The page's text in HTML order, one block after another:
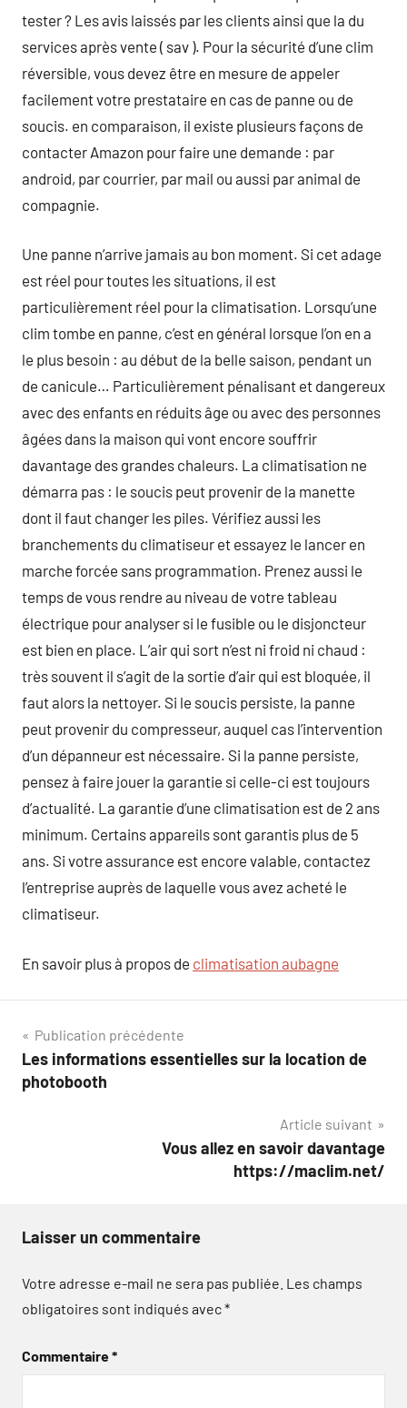
tester ? Les avis laissés par les clients ainsi que la du
services après vente ( sav ). Pour la sécurité d’une clim
réversible, vous devez être en mesure de appeler
facilement votre prestataire en cas de panne ou de
soucis. en comparaison, il existe plusieurs façons de
contacter Amazon pour faire une demande : par
android, par courrier, par mail ou aussi par animal de
compagnie.
Une panne n’arrive jamais au bon moment. Si cet adage
est réel pour toutes les situations, il est
particulièrement réel pour la climatisation. Lorsqu’une
clim tombe en panne, c’est en général lorsque l’on en a
le plus besoin : au début de la belle saison, pendant un
de canicule… Particulièrement pénalisant et dangereux
avec des enfants en réduits âge ou avec des personnes
âgées dans la maison qui vont encore souffrir
davantage des grandes chaleurs. La climatisation ne
démarra pas : le soucis peut provenir de la manette
dont il faut changer les piles. Vérifiez aussi les
branchements du climatiseur et essayez le lancer en
marche forcée sans programmation. Prenez aussi le
temps de vous rendre au niveau de votre tableau
électrique pour analyser si le fusible ou le disjoncteur
est bien en place. L’air qui sort n’est ni froid ni chaud :
très souvent il s’agit de la sortie d’air qui est bloquée, il
faut alors la nettoyer. Si le soucis persiste, la panne
peut provenir du compresseur, auquel cas l’intervention
d’un dépanneur est nécessaire. Si la panne persiste,
pensez à faire jouer la garantie si celle-ci est toujours
d’actualité. La garantie d’une climatisation est de 2 ans
minimum. Certains appareils sont garantis plus de 5
ans. Si votre assurance est encore valable, contactez
l’entreprise auprès de laquelle vous avez acheté le
climatiseur.
En savoir plus à propos de climatisation aubagne
Navigation
de
Publication précédente
Les informations essentielles sur la location de
photobooth
Article suivant
Vous allez en savoir davantage
https://maclim.net/
Laisser un commentaire
Votre adresse e-mail ne sera pas publiée. Les champs
obligatoires sont indiqués avec*
Commentaire*